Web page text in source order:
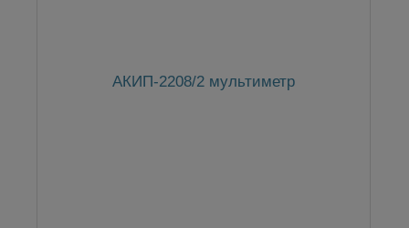
АКИП-2208/2 мультиметр